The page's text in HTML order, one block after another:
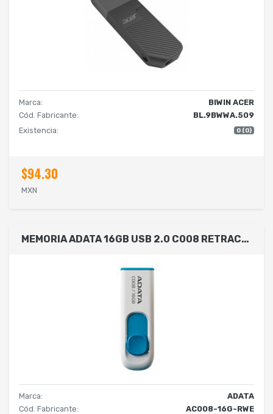
Marca:
BIWIN ACER
Cód. Fabricante:
BL.9BWWA.509
Existencia:
0 (0)
$94.30
MXN
MEMORIA ADATA 16GB USB 2.0 C008 RETRACTIL BLANCO-AZUL (AC008-16G-RWE)
Marca:
ADATA
Cód. Fabricante:
AC008-16G-RWE